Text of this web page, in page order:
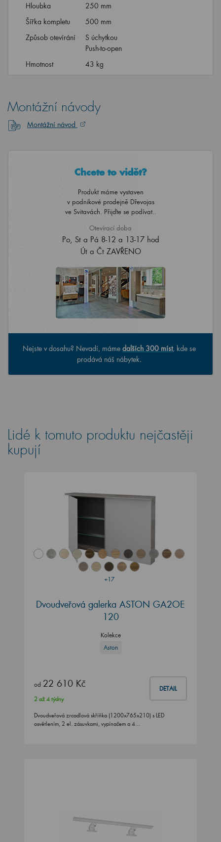
Hloubka
250 mm
Šířka kompletu
500 mm
Způsob otevírání
S úchytkou
Push-to-open
Hmotnost
43 kg
Montážní návody
Montážní návod
Chcete to vidět?
Produkt máme vystaven
v podnikové prodejně Dřevojas
ve Svitavách. Přijďte se podívat..
Otevírací doba
Po, St a Pá 8-12 a 13-17 hod
Út a Čt ZAVŘENO
Nejste v dosahu? Nevadí, máme dalších 300 míst, kde se
prodává náš nábytek.
Lidé k tomuto produktu nejčastěji
kupují
+17
Dvoudveřová galerka ASTON GA2OE
120
Kolekce
Aston
od 22 610 Kč DETAIL
2 až 4 týdny
Dvoudveřová zrcadlová skříňka (1200x765x210) s LED
osvětlením, 2 el. zásuvkami, vypínačem a 4…